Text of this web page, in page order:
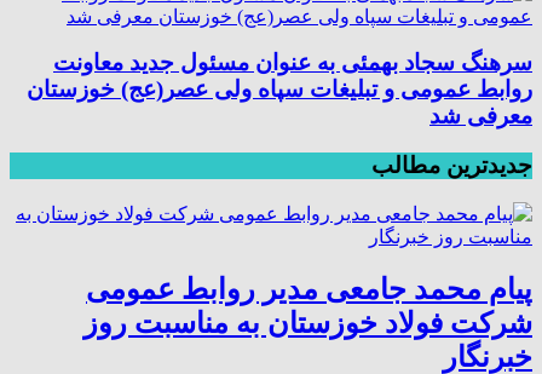
سرهنگ سجاد بهمئی به عنوان مسئول جدید معاونت
روابط عمومی و تبلیغات سپاه ولی عصر(عج) خوزستان
معرفی شد
جدیدترین مطالب
پیام محمد جامعی مدیر روابط عمومی
شرکت فولاد خوزستان به مناسبت روز
خبرنگار